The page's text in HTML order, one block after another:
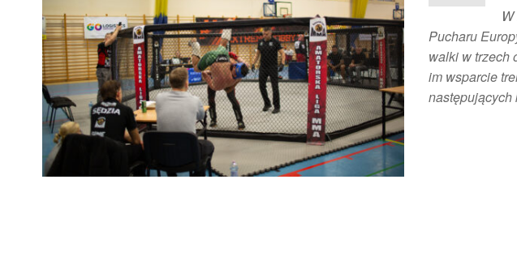
Pucharu
walki w trzech
im wsparcie
następujących